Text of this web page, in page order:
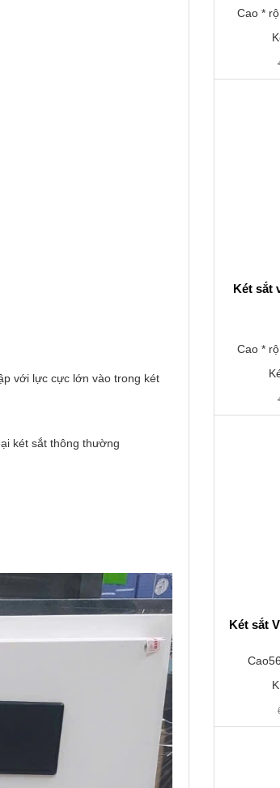
với lực cực lớn vào trong két
két sắt thông thường
Cao *
Két sắt
Cao *
Két sắt